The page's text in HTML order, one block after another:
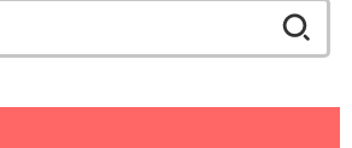
索: